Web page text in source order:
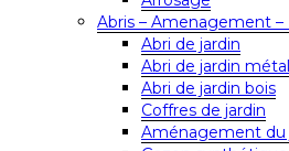
Abris – Amenagement –
Abri de jardin
Abri de jardin métal
Abri de jardin bois
Coffres de jardin
Aménagement du